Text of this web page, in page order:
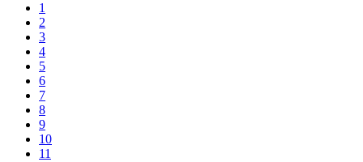
1
2
3
4
5
6
7
8
9
10
11